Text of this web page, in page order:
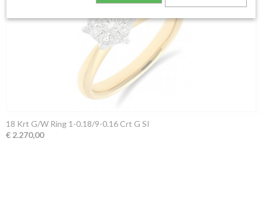
18 Krt G/W Ring 1-0.18/9-0.16 Crt G SI
€ 2.270,00